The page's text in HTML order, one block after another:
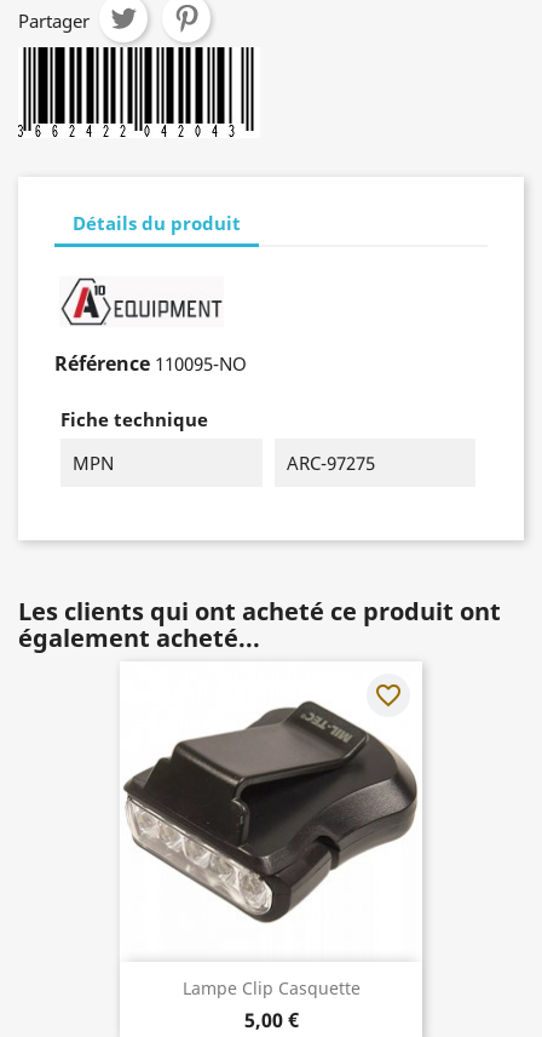
Partager
Détails du produit
Référence 110095-NO
Fiche technique
MPN
ARC-97275
Les clients qui ont acheté ce produit ont
également acheté...
Lampe Clip Casquette
5,00 €
favorite_border